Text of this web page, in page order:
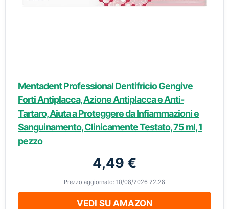
Mentadent Professional Dentifricio Gengive
Forti Antiplacca, Azione Antiplacca e Anti-
Tartaro, Aiuta a Proteggere da Infiammazioni e
Sanguinamento, Clinicamente Testato, 75 ml, 1
pezzo
4,49 €
Prezzo aggiornato: 10/08/2026 22:28
VEDI SU AMAZON